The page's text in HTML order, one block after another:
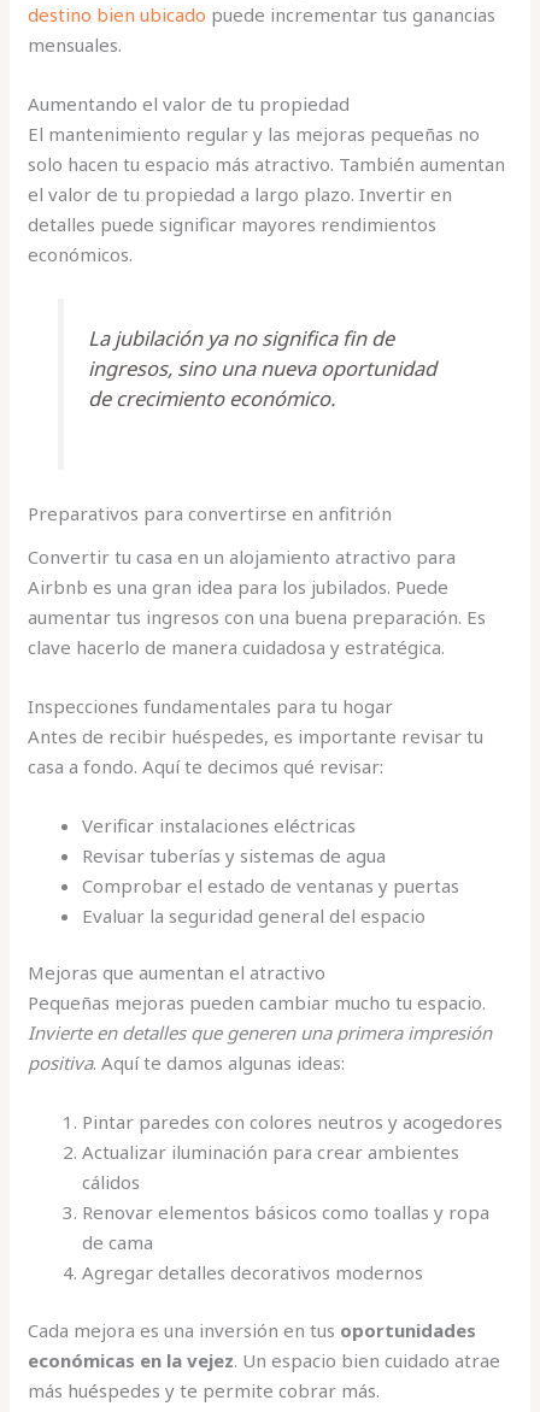
destino bien ubicado puede incrementar tus ganancias
mensuales.
Aumentando el valor de tu propiedad
El mantenimiento regular y las mejoras pequeñas no
solo hacen tu espacio más atractivo. También aumentan
el valor de tu propiedad a largo plazo. Invertir en
detalles puede significar mayores rendimientos
económicos.
La jubilación ya no significa fin de
ingresos, sino una nueva oportunidad
de crecimiento económico.
Preparativos para convertirse en anfitrión
Convertir tu casa en un alojamiento atractivo para
Airbnb es una gran idea para los jubilados. Puede
aumentar tus ingresos con una buena preparación. Es
clave hacerlo de manera cuidadosa y estratégica.
Inspecciones fundamentales para tu hogar
Antes de recibir huéspedes, es importante revisar tu
casa a fondo. Aquí te decimos qué revisar:
Verificar instalaciones eléctricas
Revisar tuberías y sistemas de agua
Comprobar el estado de ventanas y puertas
Evaluar la seguridad general del espacio
Mejoras que aumentan el atractivo
Pequeñas mejoras pueden cambiar mucho tu espacio.
Invierte en detalles que generen una primera impresión
positiva. Aquí te damos algunas ideas:
Pintar paredes con colores neutros y acogedores
Actualizar iluminación para crear ambientes
cálidos
Renovar elementos básicos como toallas y ropa
de cama
Agregar detalles decorativos modernos
Cada mejora es una inversión en tus oportunidades
económicas en la vejez. Un espacio bien cuidado atrae
más huéspedes y te permite cobrar más.